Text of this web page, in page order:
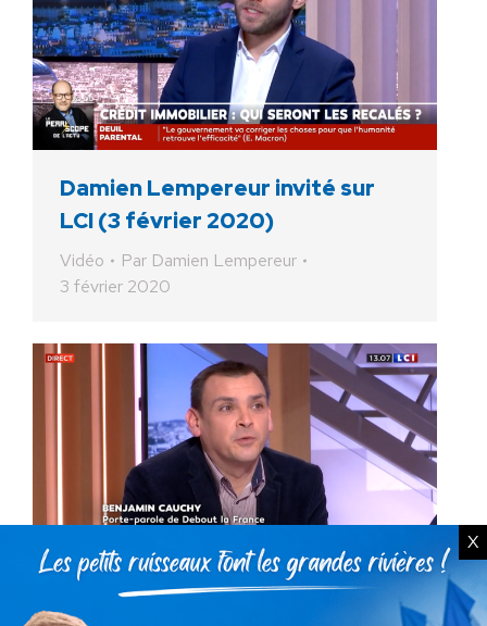
Damien Lempereur invité sur
LCI (3 février 2020)
Vidéo Par Damien Lempereur
3 février 2020
Benjamin Cauchy invité sur LCI
X